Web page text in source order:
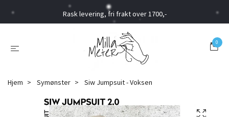
Rask levering, fri frakt over 1700,-
0
Hjem Symønster Siw Jumpsuit - Voksen